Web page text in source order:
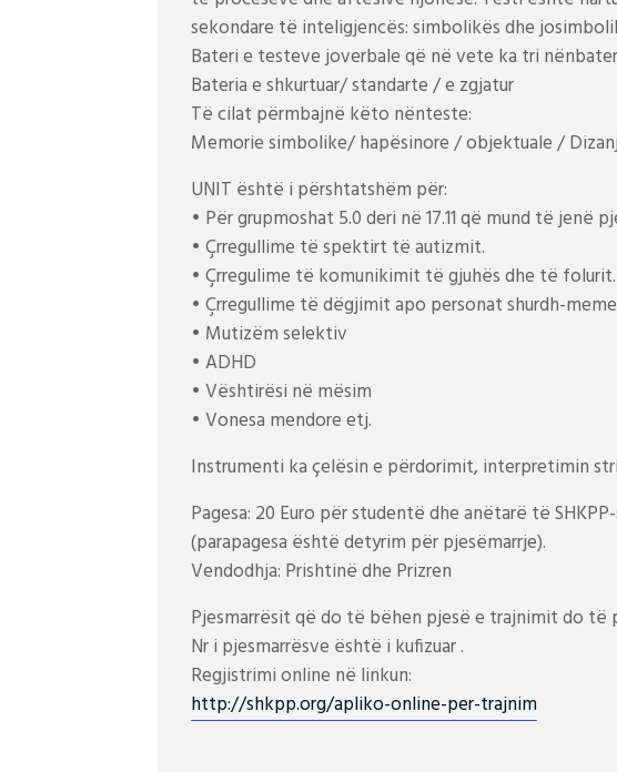
sekondare të inteligjencës: simbolikës dhe
Bateri e testeve joverbale që në vete ka tri
Bateria e shkurtuar/ standarte / e zgjatur
Të cilat përmbajnë këto nënteste:
Memorie simbolike/ hapësinore / objektuale /
UNIT është i përshtatshëm për:
• Për grupmoshat 5.0 deri në 17.11 që mund të
• Çrregullime të spektirt të autizmit.
• Çrregulime të komunikimit të gjuhës dhe të folurit.
• Çrregullime të dëgjimit apo personat shurdh-
• Mutizëm selektiv
• ADHD
• Vështirësi në mësim
• Vonesa mendore etj.
Instrumenti ka çelësin e përdorimit, interpretimin
Pagesa: 20 Euro për studentë dhe anëtarë të
(parapagesa është detyrim për pjesëmarrje).
Vendodhja: Prishtinë dhe Prizren
Pjesmarrësit që do të bëhen pjesë e trajnimit do të
Nr i pjesmarrësve është i kufizuar .
Regjistrimi online në linkun:
http://shkpp.org/apliko-online-per-trajnim